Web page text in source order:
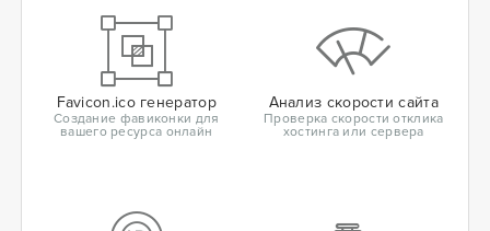
Favicon.ico генератор
Создание фавиконки для
вашего ресурса онлайн
Анализ скорости сайта
Проверка скорости отклика
хостинга или сервера